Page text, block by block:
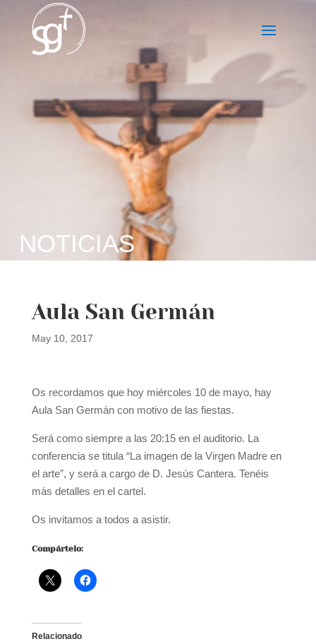
NOTICIAS
Aula San Germán
May 10, 2017
Os recordamos que hoy miércoles 10 de mayo, hay
Aula San Germán con motivo de las fiestas.
Será como siempre a las 20:15 en el auditorio. La
conferencia se titula “La imagen de la Virgen Madre en
el arte”, y será a cargo de D. Jesús Cantera. Tenéis
más detalles en el cartel.
Os invitamos a todos a asistir.
Compártelo:
Relacionado